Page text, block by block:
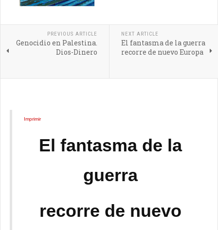
PREVIOUS ARTICLE
Genocidio en Palestina.
Dios-Dinero
NEXT ARTICLE
El fantasma de la guerra
recorre de nuevo Europa
Imprimir
El fantasma de la
guerra
recorre de nuevo